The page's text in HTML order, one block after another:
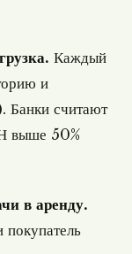
Каждый
и
Банки считают
выше 50%
в аренду.
покупатель